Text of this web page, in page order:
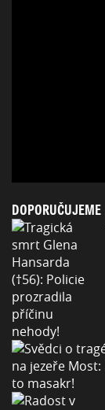
DOPORUČUJEME